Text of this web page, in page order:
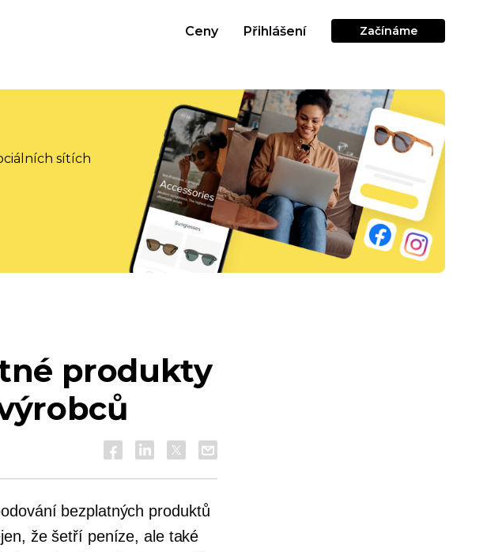
Ceny Přihlášení Začínáme
sítích
produkty
bezplatných produktů
že šetří peníze, ale také